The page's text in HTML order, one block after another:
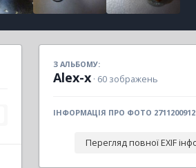
З АЛЬБОМУ:
Alex-x · 60 зображень
ІНФОРМАЦІЯ ПРО ФОТО
Перегляд повної EXIF